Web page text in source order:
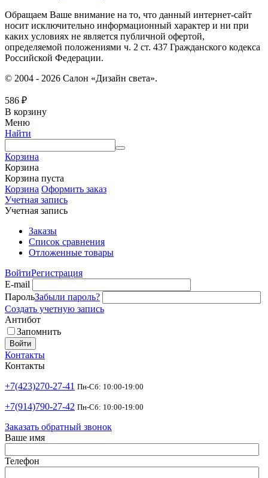
Обращаем Ваше внимание на то, что данный интернет-сайт
носит исключительно информационный характер и ни при
каких условиях не является публичной офертой,
определяемой положениями ч. 2 ст. 437 Гражданского кодекса
Российской Федерации.
© 2004 - 2026 Салон «Дизайн света».
586 ₽
В корзину
Меню
Найти
Корзина
Корзина
Корзина пуста
Корзина Оформить заказ
Учетная запись
Учетная запись
Заказы
Список сравнения
Отложенные товары
ВойтиРегистрация
E-mail
ПарольЗабыли пароль?
Создать учетную запись
Антибот
Запомнить
Войти
Контакты
Контакты
+7(423)270-27-41 Пн-Сб: 10:00-19:00
+7(914)790-27-42 Пн-Сб: 10:00-19:00
Заказать обратный звонок
Ваше имя
Телефон